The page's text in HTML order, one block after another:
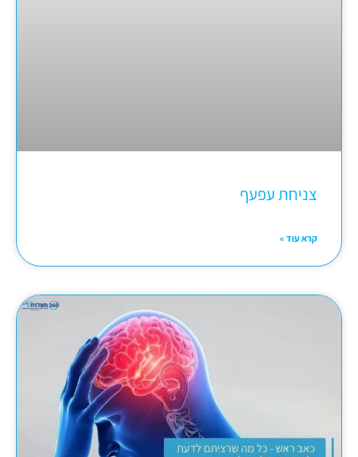
צניחת עפעף
קרא עוד »